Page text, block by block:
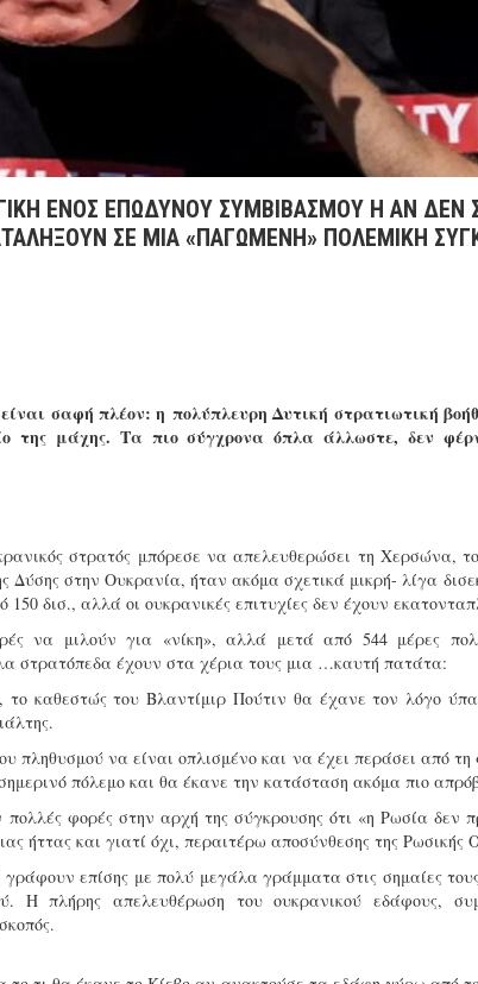
ΕΝΟΣ ΕΠΩΔΥΝΟΥ ΣΥΜΒΙΒΑΣΜΟΥ Η ΑΝ ΔΕΝ
ΣΕ ΜΙΑ «ΠΑΓΩΜΕΝΗ» ΠΟΛΕΜΙΚΗ
σαφή πλέον: η πολύπλευρη Δυτική στρατιωτική
της μάχης. Τα πιο σύγχρονα όπλα άλλωστε, δεν
στρατός μπόρεσε να απελευθερώσει τη Χερσώνα,
Δύσης στην Ουκρανία, ήταν ακόμα σχετικά μικρή- λίγα
δισ., αλλά οι ουκρανικές επιτυχίες δεν έχουν
να μιλούν για «νίκη», αλλά μετά από 544 μέρες
στρατόπεδα έχουν στα χέρια τους μια …καυτή πατάτα:
το καθεστώς του Βλαντίμιρ Πούτιν θα έχανε τον λόγο
πληθυσμού να είναι οπλισμένο και να έχει περάσει από
πόλεμο και θα έκανε την κατάσταση ακόμα πιο
πολλές φορές στην αρχή της σύγκρουσης ότι «η Ρωσία δεν
ήττας και γιατί όχι, περαιτέρω αποσύνθεσης της Ρωσικής
επίσης με πολύ μεγάλα γράμματα στις σημαίες
Η πλήρης απελευθέρωση του ουκρανικού εδάφους,